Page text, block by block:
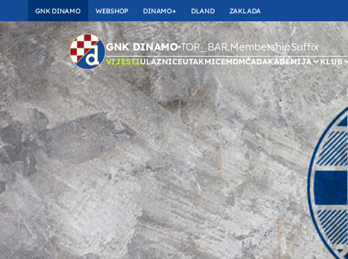
GNK DINAMO WEBSHOP DINAMO+ DLAND ZAKLADA
GNK DINAMOTOP_BAR.MembershipSuffix
VIJESTIULAZNICEUTAKMICEMOMČADAKADEMIJA KLUB